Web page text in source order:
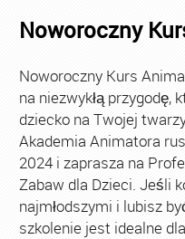
Noworoczny
Noworoczny Kurs
na niezwykłą przygodę,
dziecko na Twojej
Akademia Animatora
2024 i zaprasza na
Zabaw dla Dzieci. Jeśli
najmłodszymi i lubisz
szkolenie jest idealne